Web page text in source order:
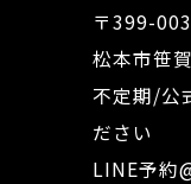
〒399-
松本市笹
不定期/公
ださい
LINE予約